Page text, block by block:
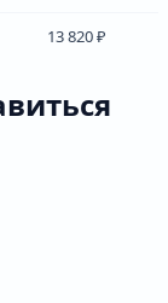
13 820 ₽